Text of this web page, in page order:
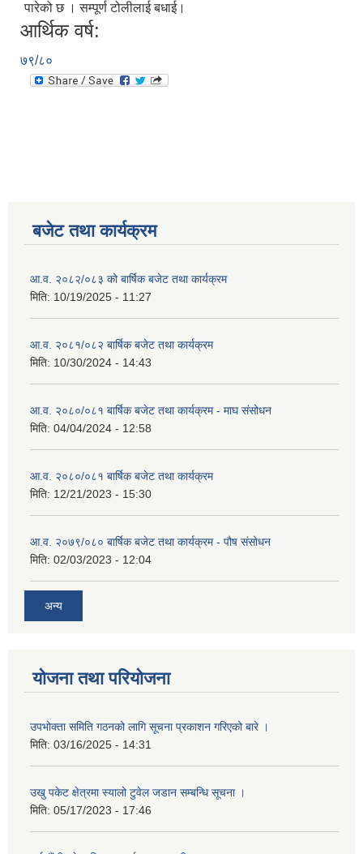
पारेको छ । सम्पूर्ण टोलीलाई बधाई।
आर्थिक वर्ष:
७९/८०
बजेट तथा कार्यक्रम
आ.व. २०८२/०८३ को बार्षिक बजेट तथा कार्यक्रम
मिति: 10/19/2025 - 11:27
आ.व. २०८१/०८२ बार्षिक बजेट तथा कार्यक्रम
मिति: 10/30/2024 - 14:43
आ.व. २०८०/०८१ बार्षिक बजेट तथा कार्यक्रम - माघ संसोधन
मिति: 04/04/2024 - 12:58
आ.व. २०८०/०८१ बार्षिक बजेट तथा कार्यक्रम
मिति: 12/21/2023 - 15:30
आ.व. २०७९/०८० बार्षिक बजेट तथा कार्यक्रम - पौष संसोधन
मिति: 02/03/2023 - 12:04
अन्य
योजना तथा परियोजना
उपभोक्ता समिति गठनको लागि सूचना प्रकाशन गरिएको बारे ।
मिति: 03/16/2025 - 14:31
उखु पकेट क्षेत्रमा स्यालो टुवेल जडान सम्बन्धि सूचना ।
मिति: 05/17/2023 - 17:46